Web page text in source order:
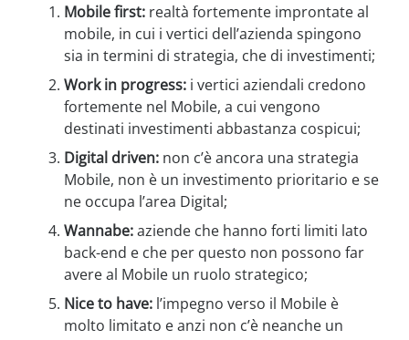
Mobile first: realtà fortemente improntate al
mobile, in cui i vertici dell’azienda spingono
sia in termini di strategia, che di investimenti;
Work in progress: i vertici aziendali credono
fortemente nel Mobile, a cui vengono
destinati investimenti abbastanza cospicui;
Digital driven: non c’è ancora una strategia
Mobile, non è un investimento prioritario e se
ne occupa l’area Digital;
Wannabe:aziende che hanno forti limiti lato
back-end e che per questo non possono far
avere al Mobile un ruolo strategico;
Nice to have: l’impegno verso il Mobile è
molto limitato e anzi non c’è neanche un